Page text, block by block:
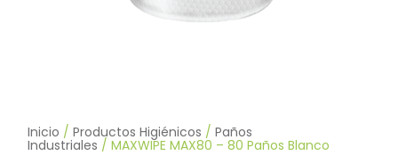
Inicio /Productos Higiénicos /Paños
Industriales / MAXWIPE MAX80 – 80 Paños Blanco